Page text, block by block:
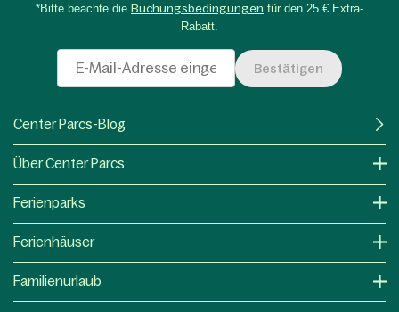
*Bitte beachte die Buchungsbedingungen für den 25 € Extra-
Rabatt.
Bestätigen
Center Parcs-Blog
Über Center Parcs
Ferienparks
Ferienhäuser
Familienurlaub